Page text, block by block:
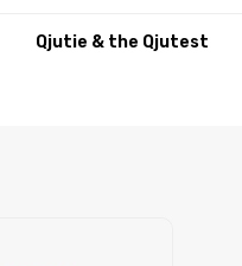
Qjutie & the Qjutest